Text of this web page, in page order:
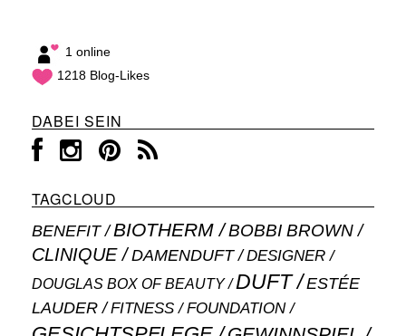
1 online
1218 Blog-Likes
DABEI SEIN
TAGCLOUD
BENEFIT BIOTHERM BOBBI BROWN
CLINIQUE DAMENDUFT DESIGNER
DOUGLAS BOX OF BEAUTY DUFT
ESTÉE
LAUDER
FITNESS FOUNDATION